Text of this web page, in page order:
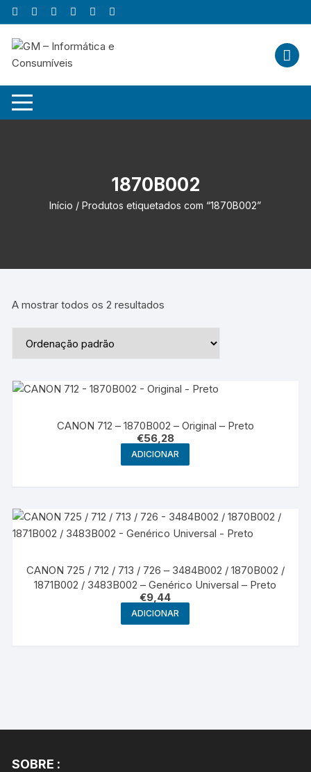
Skip
to
content
1870B002
Início / Produtos etiquetados com “1870B002”
A mostrar todos os 2 resultados
CANON 712 – 1870B002 – Original – Preto
€56,28
ADICIONAR
CANON 725 / 712 / 713 / 726 – 3484B002 / 1870B002 /
1871B002 / 3483B002 – Genérico Universal – Preto
€9,44
ADICIONAR
SOBRE :